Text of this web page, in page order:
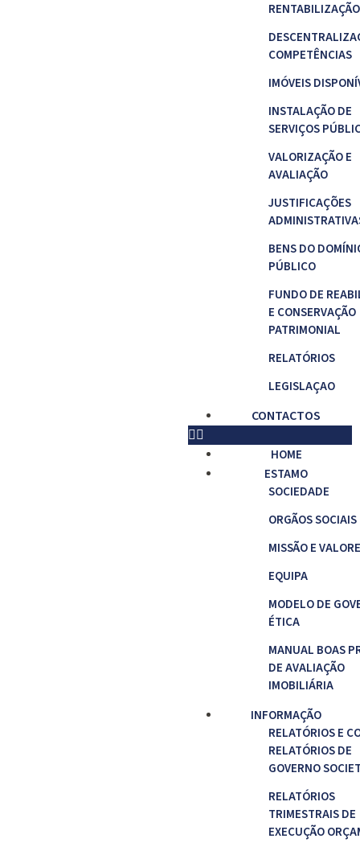
RENTABILIZAÇÃO
COMPETÊNCIAS
IMÓVEIS
INSTALAÇÃO DE
SERVIÇOS
VALORIZAÇÃO E
AVALIAÇÃO
JUSTIFICAÇÕES
BENS DO
PÚBLICO
FUNDO DE
E CONSERVAÇÃO
PATRIMONIAL
RELATÓRIOS
LEGISLAÇAO
CONTACTOS
HOME
ESTAMO
SOCIEDADE
ORGÃOS SOCIAIS
MISSÃO E
EQUIPA
MODELO DE
ÉTICA
MANUAL BOAS
DE AVALIAÇÃO
IMOBILIÁRIA
INFORMAÇÃO
RELATÓRIOS E
RELATÓRIOS DE
GOVERNO
RELATÓRIOS
TRIMESTRAIS DE
EXECUÇÃO